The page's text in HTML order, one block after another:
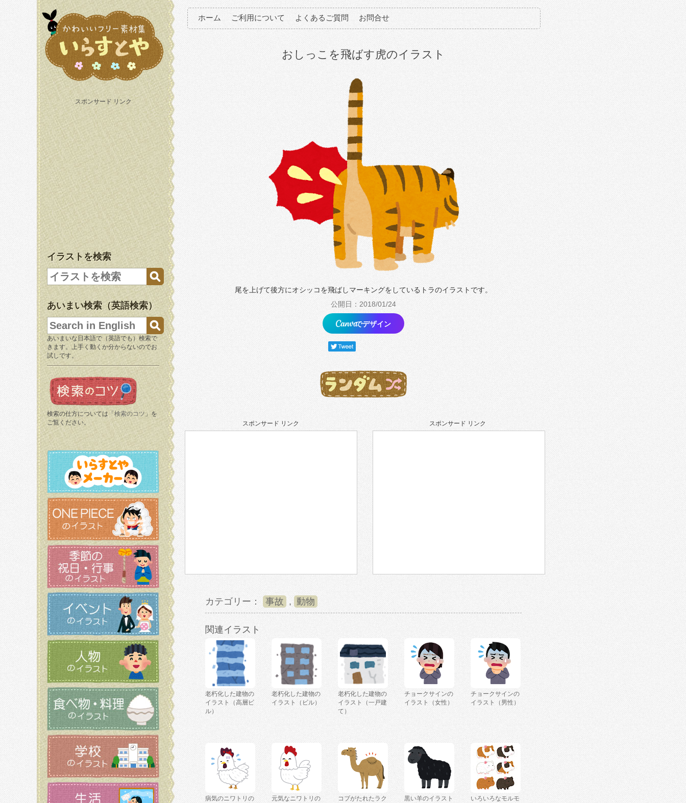
スポンサード リンク
イラストを検索
あいまい検索（英語検索）
あいまいな日本語で（英語でも）検索で
きます。上手く動くか分からないのでお
試しです。
検索の仕方については「 検索のコツ 」を
ご覧ください。
ホーム ご利用について よくあるご質問 お問合せ
おしっこを飛ばす虎のイラスト
尾を上げて後方にオシッコを飛ばしマーキングをしているトラのイラストです。
公開日：2018/01/24
でデザイン
スポンサード リンク スポンサード リンク
カテゴリー： 事故 , 動物
関連イラスト
老朽化した建物の
イラスト（高層ビ
ル）
老朽化した建物の
イラスト（ビル）
老朽化した建物の
イラスト（一戸建
て）
チョークサインの
イラスト（女性）
チョークサインの
イラスト（男性）
病気のニワトリの
元気なニワトリの
コブがたれたラク
黒い羊のイラスト
いろいろなモルモ